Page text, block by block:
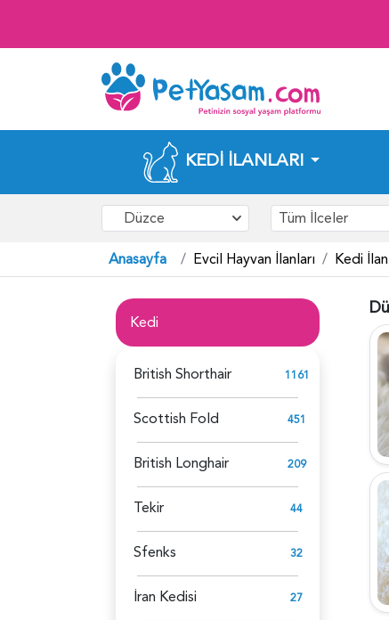
KEDI İLANLARI
Düzce Tüm İlceler
Anasayfa Evcil Hayvan İlanları Kedi
Kedi
British Shorthair 1161
Scottish Fold 451
British Longhair 209
Tekir 44
Sfenks 32
İran Kedisi 27